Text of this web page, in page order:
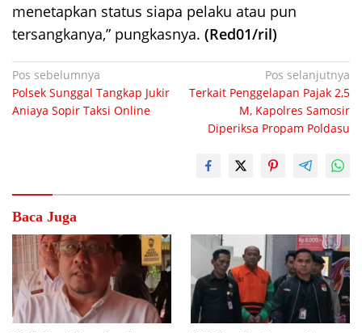
menetapkan status siapa pelaku atau pun
tersangkanya,” pungkasnya. (Red01/ril)
Navigasi
pos
Pos sebelumnya
Polsek Sunggal Tangkap Jukir
Aniaya Sopir Taksi Online
Pos selanjutnya
Terkait Penggelapan Pajak 2,5
M, Kapolres Samosir
Diperiksa Propam Poldasu
Baca Juga